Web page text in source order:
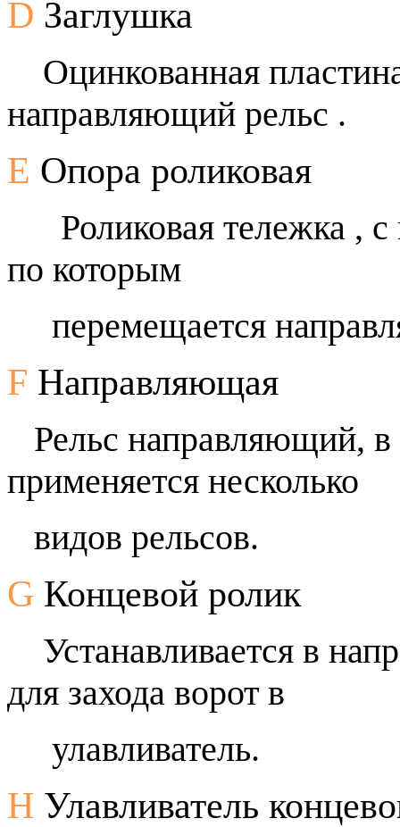
D Заглушка
Оцинкованная
направляющий рельс .
E Опора роликовая
Роликовая тележка ,
по которым
перемещается
F Направляющая
Рельс направляющий, в
применяется несколько
видов рельсов.
G Концевой ролик
Устанавливается в
для захода ворот в
улавливатель.
H Улавливатель